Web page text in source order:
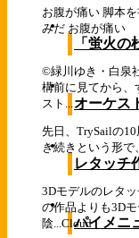
お腹が痛い 脚本
みだ お腹が痛い
「蛍火の
©緑川ゆき・白泉
構前に見てから、
スト...オーケス
先日、TrySailの
き続きという形
レタッチ
3Dモデルのレタ
の作品よりも3D
陰...Cloud
パイメニ